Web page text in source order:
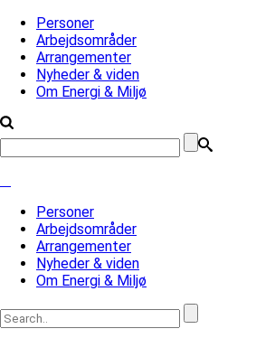
Personer
Arbejdsområder
Arrangementer
Nyheder & viden
Om Energi & Miljø
Personer
Arbejdsområder
Arrangementer
Nyheder & viden
Om Energi & Miljø